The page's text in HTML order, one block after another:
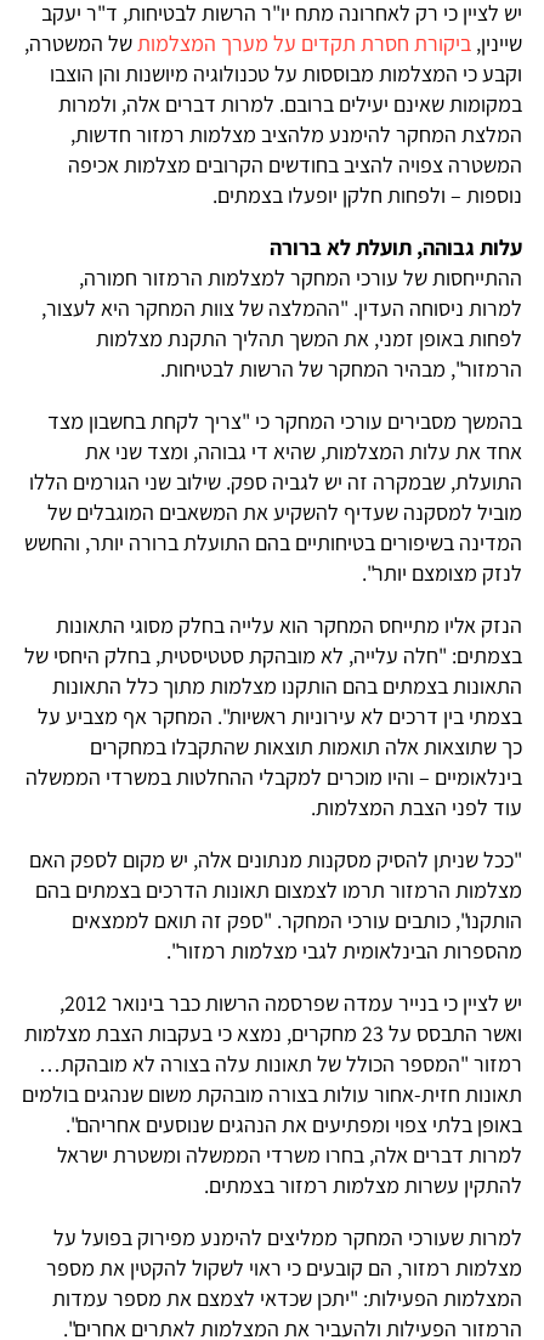
יש לציין כי רק לאחרונה מתח יו"ר הרשות לבטיחות, ד"ר יעקב
שיינין, ביקורת חסרת תקדים על מערך המצלמותשל המשטרה,
וקבע כי המצלמות מבוססות על טכנולוגיה מיושנות והן הוצבו
במקומות שאינם יעילים ברובם. למרות דברים אלה, ולמרות
המלצת המחקר להימנע מלהציב מצלמות רמזור חדשות,
המשטרה צפויה להציב בחודשים הקרובים מצלמות אכיפה
נוספות – ולפחות חלקן יופעלו בצמתים.
עלות גבוהה, תועלת לא ברורה
ההתייחסות של עורכי המחקר למצלמות הרמזור חמורה,
למרות ניסוחה העדין. "ההמלצה של צוות המחקר היא לעצור,
לפחות באופן זמני, את המשך תהליך התקנת מצלמות
הרמזור", מבהיר המחקר של הרשות לבטיחות.
בהמשך מסבירים עורכי המחקר כי "צריך לקחת בחשבון מצד
אחד את עלות המצלמות, שהיא די גבוהה, ומצד שני את
התועלת, שבמקרה זה יש לגביה ספק. שילוב שני הגורמים הללו
מוביל למסקנה שעדיף להשקיע את המשאבים המוגבלים של
המדינה בשיפורים בטיחותיים בהם התועלת ברורה יותר, והחשש
לנזק מצומצם יותר".
הנזק אליו מתייחס המחקר הוא עלייה בחלק מסוגי התאונות
בצמתים: "חלה עלייה, לא מובהקת סטטיסטית, בחלק היחסי של
התאונות בצמתים בהם הותקנו מצלמות מתוך כלל התאונות
בצמתי בין דרכים לא עירוניות ראשיות". המחקר אף מצביע על
כך שתוצאות אלה תואמות תוצאות שהתקבלו במחקרים
בינלאומיים – והיו מוכרים למקבלי ההחלטות במשרדי הממשלה
עוד לפני הצבת המצלמות.
"ככל שניתן להסיק מסקנות מנתונים אלה, יש מקום לספק האם
מצלמות הרמזור תרמו לצמצום תאונות הדרכים בצמתים בהם
הותקנו", כותבים עורכי המחקר. "ספק זה תואם לממצאים
מהספרות הבינלאומית לגבי מצלמות רמזור".
יש לציין כי בנייר עמדה שפרסמה הרשות כבר בינואר 2012,
ואשר התבסס על 23 מחקרים, נמצא כי בעקבות הצבת מצלמות
רמזור "המספר הכולל של תאונות עלה בצורה לא מובהקת…
תאונות חזית-אחור עולות בצורה מובהקת משום שנהגים בולמים
באופן בלתי צפוי ומפתיעים את הנהגים שנוסעים אחריהם".
למרות דברים אלה, בחרו משרדי הממשלה ומשטרת ישראל
להתקין עשרות מצלמות רמזור בצמתים.
למרות שעורכי המחקר ממליצים להימנע מפירוק בפועל על
מצלמות רמזור, הם קובעים כי ראוי לשקול להקטין את מספר
המצלמות הפעילות: "יתכן שכדאי לצמצם את מספר עמדות
הרמזור הפעילות ולהעביר את המצלמות לאתרים אחרים".